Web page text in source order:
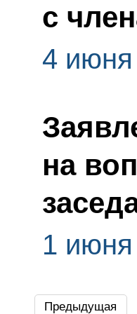
с
4 июня
на
1 июня
Предыдущая